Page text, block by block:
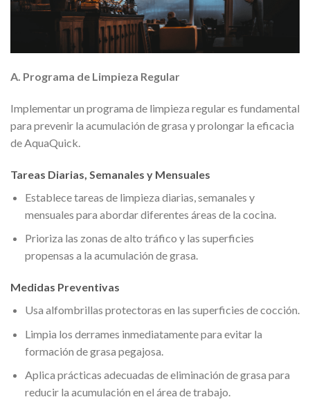
A. Programa de Limpieza Regular
Implementar un programa de limpieza regular es fundamental
para prevenir la acumulación de grasa y prolongar la eficacia
de AquaQuick.
Tareas Diarias, Semanales y Mensuales
Establece tareas de limpieza diarias, semanales y
mensuales para abordar diferentes áreas de la cocina.
Prioriza las zonas de alto tráfico y las superficies
propensas a la acumulación de grasa.
Medidas Preventivas
Usa alfombrillas protectoras en las superficies de cocción.
Limpia los derrames inmediatamente para evitar la
formación de grasa pegajosa.
Aplica prácticas adecuadas de eliminación de grasa para
reducir la acumulación en el área de trabajo.